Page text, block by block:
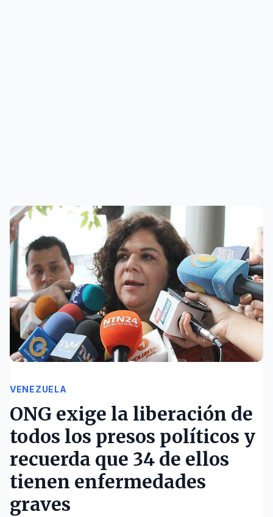
VENEZUELA
ONG exige la liberación de
todos los presos políticos y
recuerda que 34 de ellos
tienen enfermedades
graves